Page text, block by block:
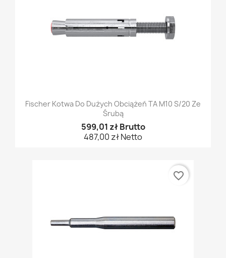
Fischer Kotwa Do Dużych Obciążeń TA M10 S/20 Ze
Śrubą
599,01 zł Brutto
487,00 zł Netto
favorite_border